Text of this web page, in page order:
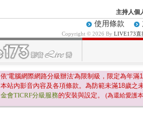
主持人個
使用條款
Copyright © 2026 By LIVE173直
依'電腦網際網路分級辦法'為限制級，限定為年滿
本站內影音內容及各項條款。為防範未滿18歲之
金會TICRF分級服務的安裝與設定。 (為還給愛護